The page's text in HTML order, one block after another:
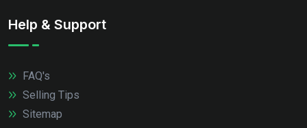
Help & Support
FAQ's
Selling Tips
Sitemap